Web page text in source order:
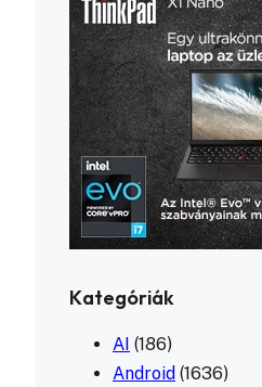
Kategóriák
AI (186)
Android (1636)